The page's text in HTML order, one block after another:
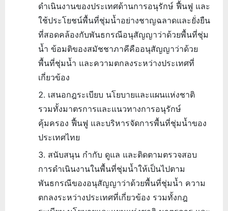
ดำเนินงานของประเทศด้านการอนุรักษ์ ฟื้นฟู และ
ใช้ประโยชน์พื้นที่ชุ่มน้ำอย่างชาญฉลาดและยั่งยืน
ที่สอดคล้องกับพันธกรณีอนุสัญญาว่าด้วยพื้นที่ชุ่ม
น้ำ ข้อมติของสมัชชาภาคีคืออนุสัญญาว่าด้วย
พื้นที่ชุ่มน้ำ และความตกลงระหว่างประเทศที่
เกี่ยวข้อง
เสนอกฎระเบียบ นโยบายและแผนแห่งชาติ
รวมทั้งมาตรการและแนวทางการอนุรักษ์
คุ้มครอง ฟื้นฟู และบริหารจัดการพื้นที่ชุ่มน้ำของ
ประเทศไทย
สนับสนุน กำกับ ดูแล และติดตามตรวจสอบ
การดำเนินงานในพื้นที่ชุ่มน้ำให้เป็นไปตาม
พันธกรณีของอนุสัญญาว่าด้วยพื้นที่ชุ่มน้ำ ความ
ตกลงระหว่างประเทศที่เกี่ยวข้อง รวมทั้งกฎ